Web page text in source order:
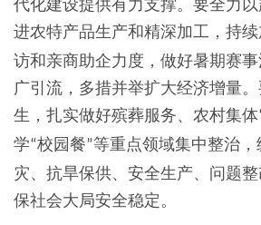
代化建设提供有力支撑。要全力
进农特产品生产和精深加工，持
访和亲商助企力度，做好暑期赛
广引流，多措并举扩大经济增量
生，扎实做好殡葬服务、农村集体
学“校园餐”等重点领域集中整治
灾、抗旱保供、安全生产、问题
保社会大局安全稳定。